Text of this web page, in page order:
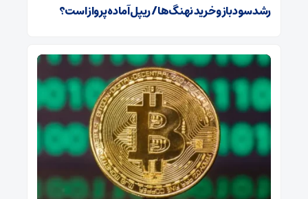
رشد سود باز و خرید نهنگ‌ها / ریپل آماده پرواز است؟